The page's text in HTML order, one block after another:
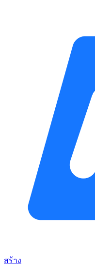
สร้าง